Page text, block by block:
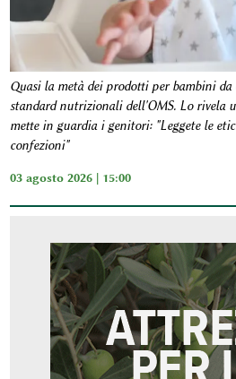
Quasi la metà dei prodotti per bambini
standard nutrizionali dell'OMS. Lo rivela
mette in guardia i genitori: "Leggete le
confezioni"
03 agosto 2026 | 15:00